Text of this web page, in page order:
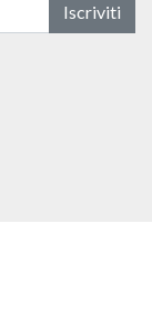
Iscriviti